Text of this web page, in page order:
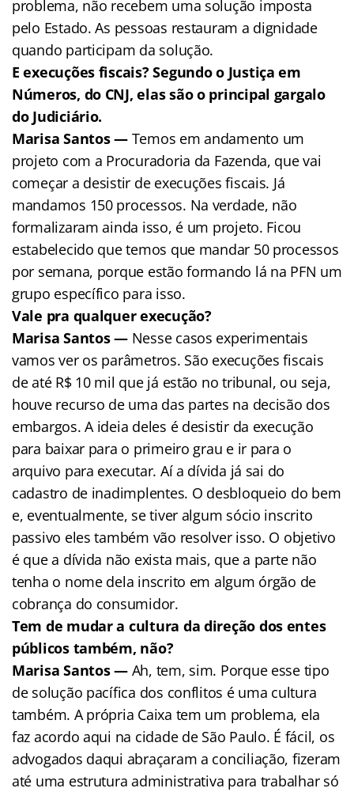
problema, não recebem uma solução imposta
pelo Estado. As pessoas restauram a dignidade
quando participam da solução.
E execuções fiscais? Segundo o Justiça em
Números, do CNJ, elas são o principal gargalo
do Judiciário.
Marisa Santos —Temos em andamento um
projeto com a Procuradoria da Fazenda, que vai
começar a desistir de execuções fiscais. Já
mandamos 150 processos. Na verdade, não
formalizaram ainda isso, é um projeto. Ficou
estabelecido que temos que mandar 50 processos
por semana, porque estão formando lá na PFN um
grupo específico para isso.
Vale pra qualquer execução?
Marisa Santos — Nesse casos experimentais
vamos ver os parâmetros. São execuções fiscais
de até R$ 10 mil que já estão no tribunal, ou seja,
houve recurso de uma das partes na decisão dos
embargos. A ideia deles é desistir da execução
para baixar para o primeiro grau e ir para o
arquivo para executar. Aí a dívida já sai do
cadastro de inadimplentes. O desbloqueio do bem
e, eventualmente, se tiver algum sócio inscrito
passivo eles também vão resolver isso. O objetivo
é que a dívida não exista mais, que a parte não
tenha o nome dela inscrito em algum órgão de
cobrança do consumidor.
Tem de mudar a cultura da direção dos entes
públicos também, não?
Marisa Santos —Ah, tem, sim. Porque esse tipo
de solução pacífica dos conflitos é uma cultura
também. A própria Caixa tem um problema, ela
faz acordo aqui na cidade de São Paulo. É fácil, os
advogados daqui abraçaram a conciliação, fizeram
até uma estrutura administrativa para trabalhar só